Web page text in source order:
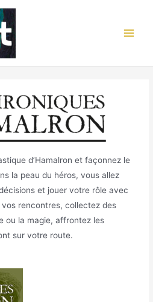
d’Hamalron et façonnez le
la peau du héros, vous allez
et jouer votre rôle avec
rencontres, collectez des
ou la magie, affrontez les
sur votre route.